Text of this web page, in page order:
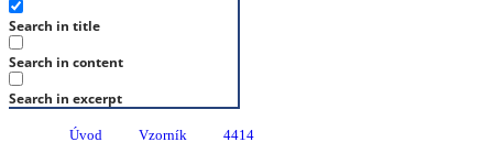
Search in title
Search in content
Search in excerpt
Úvod Vzorník 4414